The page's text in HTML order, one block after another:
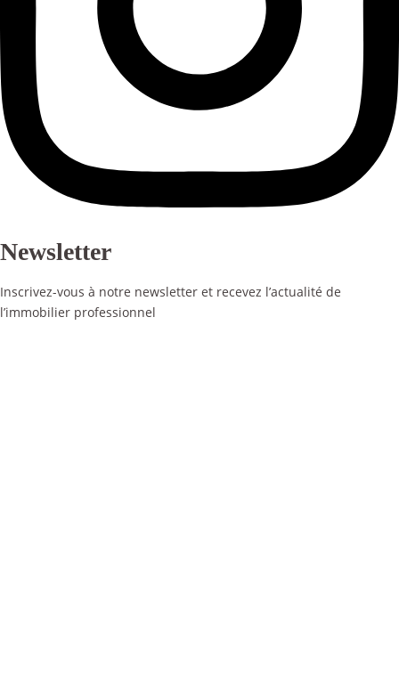
Newsletter
Inscrivez-vous à notre newsletter et recevez l’actualité de
l’immobilier professionnel